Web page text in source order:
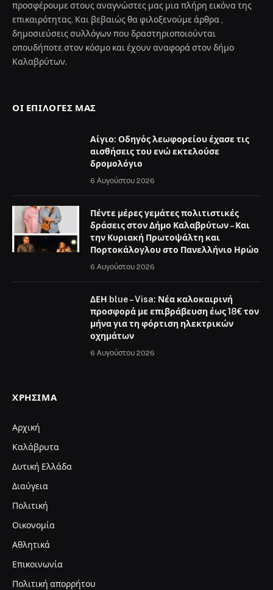
προσφέρουμε στους αναγνώστες μας μια πλήρη εικόνα της
επικαιρότητας. Και βεβαιώς θα φιλοξενούμε άρθρα ,
δημοσιεύσεις συλλόγων που δραστηριοποιούνται
οπουδήποτε στον κόσμο και έχουν αναφορά στον δήμο
Καλαβρύτων.
ΟΙ ΕΠΙΛΟΓΈΣ ΜΑΣ
Αίγιο: Οδηγός λεωφορείου έχασε τις
αισθήσεις του ενώ εκτελούσε
δρομολόγιο
6 Αυγούστου 2026
Πέντε μέρες γεμάτες πολιτιστικές
δράσεις στον Δήμο Καλαβρύτων – Και
την Κυριακή Πρωτοψάλτη και
Πορτοκάλογλου στο Πανελλήνιο Ηρώο
6 Αυγούστου 2026
ΔΕΗ blue – Visa: Νέα καλοκαιρινή
προσφορά με επιβράβευση έως 18€ τον
μήνα για τη φόρτιση ηλεκτρικών
οχημάτων
6 Αυγούστου 2026
ΧΡΉΣΙΜΑ
Αρχική
Καλάβρυτα
Δυτική Ελλάδα
Διαύγεια
Πολιτική
Οικονομία
Αθλητικά
Επικοινωνία
Πολιτική απορρήτου